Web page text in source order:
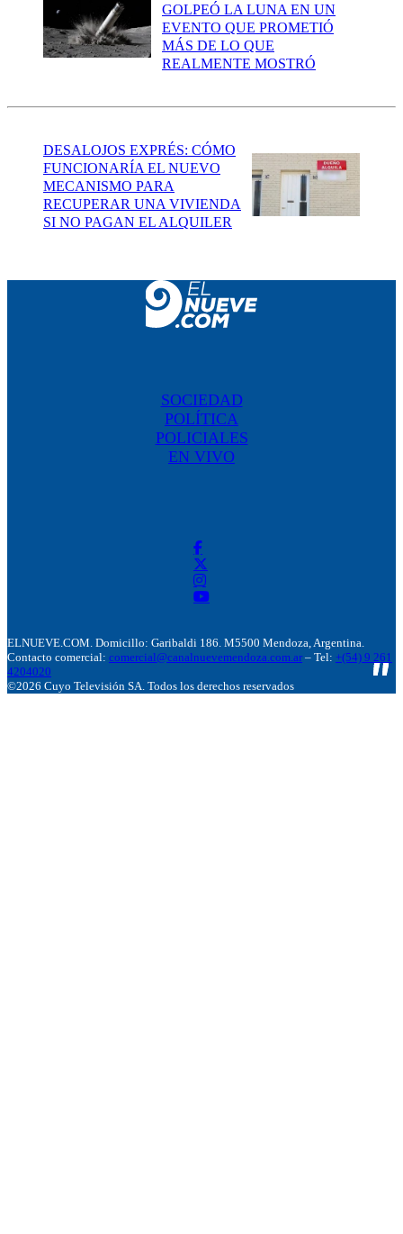
GOLPEÓ LA LUNA EN UN
EVENTO QUE PROMETIÓ
MÁS DE LO QUE
REALMENTE MOSTRÓ
DESALOJOS EXPRÉS: CÓMO
FUNCIONARÍA EL NUEVO
MECANISMO PARA
RECUPERAR UNA VIVIENDA
SI NO PAGAN EL ALQUILER
SOCIEDAD
POLÍTICA
POLICIALES
EN VIVO
ELNUEVE.COM. Domicillo: Garibaldi 186. M5500 Mendoza, Argentina.
Contacto comercial: comercial@canalnuevemendoza.com.ar – Tel: +(54) 9 261
4204020
©2026 Cuyo Televisión SA. Todos los derechos reservados